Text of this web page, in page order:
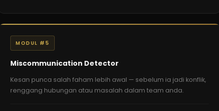
MODUL #5
Miscommunication Detector
Kesan punca salah faham lebih awal — sebelum ia jadi konflik,
renggang hubungan atau masalah dalam team anda.